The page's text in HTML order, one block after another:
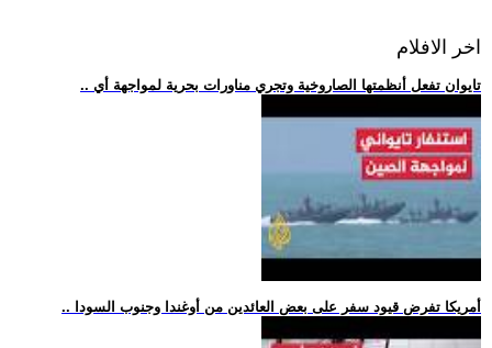
اخر الافلام
.. تايوان تفعل أنظمتها الصاروخية وتجري مناورات بحرية لمواجهة أي
.. أمريكا تفرض قيود سفر على بعض العائدين من أوغندا وجنوب السودا